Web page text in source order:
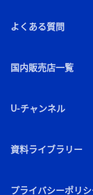
よくある質問
国内販売店一覧
U-チャンネル
資料ライブラリー
プライバシーポリ